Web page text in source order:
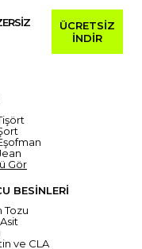
ÜCRETSİZ
İNDİR
Gör
BESİNLERİ
Tozu
ve CLA